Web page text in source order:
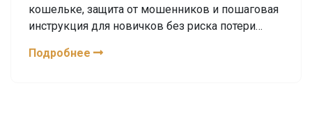
кошельке, защита от мошенников и пошаговая
инструкция для новичков без риска потери
Подробнее